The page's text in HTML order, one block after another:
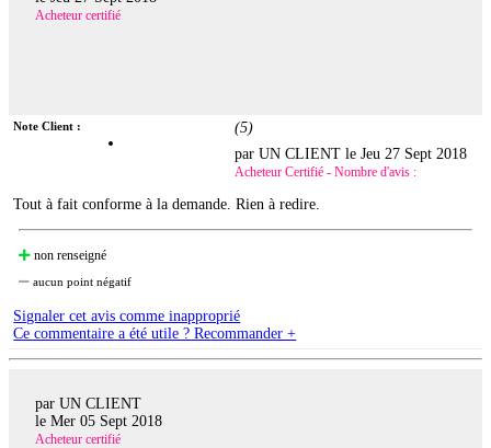
Acheteur certifié
Note Client : (5)
par UN CLIENT leJeu 27 Sept 2018
Acheteur Certifié - Nombre d'avis :
Tout à fait conforme à la demande. Rien à redire.
non renseigné
aucun point négatif
Signaler cet avis comme inapproprié
Ce commentaire a été utile ? Recommander +
par UN CLIENT
le Mer 05 Sept 2018
Acheteur certifié